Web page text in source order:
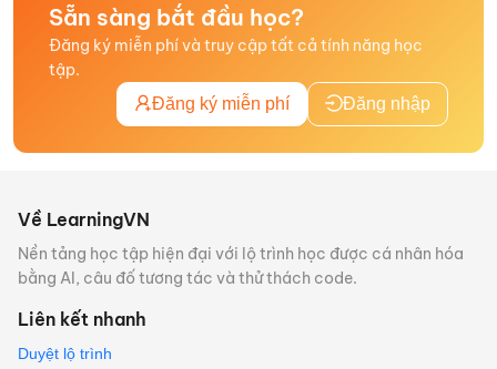
Sẵn sàng bắt đầu học?
Đăng ký miễn phí và truy cập tất cả tính năng học
tập.
Đăng ký miễn phí Đăng nhập
Về LearningVN
Nền tảng học tập hiện đại với lộ trình học được cá nhân hóa
bằng AI, câu đố tương tác và thử thách code.
Liên kết nhanh
Duyệt lộ trình